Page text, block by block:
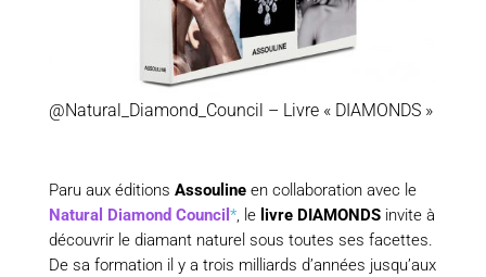
@Natural_Diamond_Council – Livre « DIAMONDS »
Paru aux éditions Assoulineen collaboration avec le
Natural Diamond Council *, le livre DIAMONDSinvite à
découvrir le diamant naturel sous toutes ses facettes.
De sa formation il y a trois milliards d’années jusqu’aux